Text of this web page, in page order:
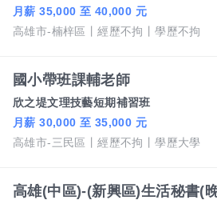
月薪 35,000 至 40,000 元
高雄市-楠梓區
經歷不拘 學歷不拘
國小帶班課輔老師
欣之堤文理技藝短期補習班
月薪 30,000 至 35,000 元
高雄市-三民區
經歷不拘 學歷大學